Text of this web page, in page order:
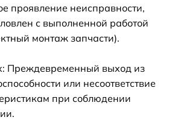
проявление неисправности,
с выполненной работой
монтаж запчасти).
Преждевременный выход из
или несоответствие
при соблюдении